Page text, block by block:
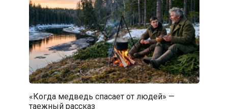
«Когда медведь спасает от людей» —
таежный рассказ